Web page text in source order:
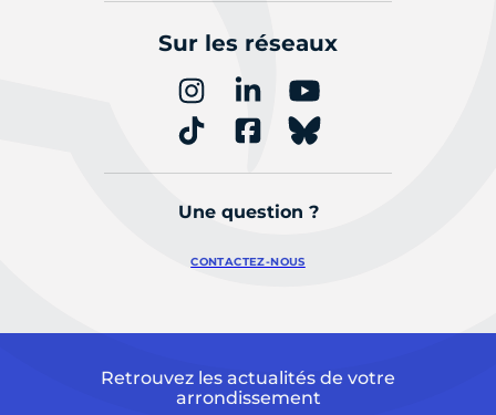
Sur les réseaux
Une question ?
CONTACTEZ-NOUS
Retrouvez les actualités de votre
arrondissement